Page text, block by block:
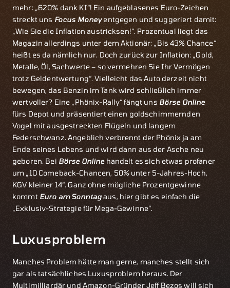
mehr: „620% dank KI“! Ein aufgeblasenes Euro-Zeichen
streckt uns Focus Moneyentgegen und suggeriert damit:
„Wie Sie die Inflation austricksen!“. Prozentual liegt das
Magazin allerdings unter dem Aktionär: „Bis 43% Chance“
heißt es da nämlich nur. Doch zurück zur Inflation: „Gold,
Metalle, Öl, Sachwerte – so vermehren Sie Ihr Vermögen
trotz Geldentwertung“. Vielleicht das Auto derzeit nicht
bewegen, das Benzin im Tank wird schließlich immer
wertvoller? Eine „Phönix-Rally“ fängt uns Börse Online
fürs Depot und präsentiert einen goldschimmernden
Vogel mit ausgestreckten Flügeln und langem
Federschwanz. Angeblich verbrennt der Phönix ja am
Ende seines Lebens und wird dann aus der Asche neu
geboren. Bei Börse Onlinehandelt es sich etwas profaner
um „10 Comeback-Chancen, 50% unter 5-Jahres-Hoch,
KGV kleiner 14“. Ganz ohne mögliche Prozentgewinne
kommt Euro am Sonntagaus, hier gibt es einfach die
„Exklusiv-Strategie für Mega-Gewinne“.
Luxusproblem
Manches Problem hätte man gerne, manches stellt sich
gar als tatsächliches Luxusproblem heraus. Der
Multimilliardär und Amazon-Gründer Jeff Bezos will sich